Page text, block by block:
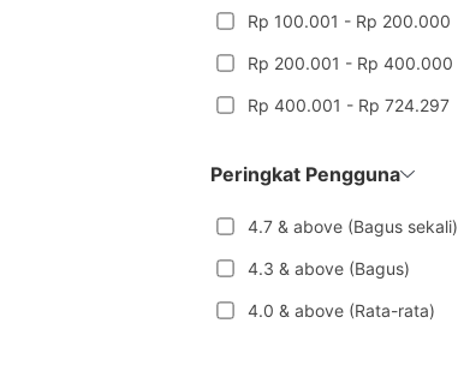
Rp 100.001 - Rp 200.000
Rp 200.001 - Rp 400.000
Rp 400.001 - Rp 724.297
Peringkat Pengguna
4.7 & above (Bagus sekali)
4.3 & above (Bagus)
4.0 & above (Rata-rata)